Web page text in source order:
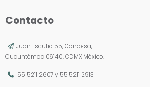
Contacto
Juan Escutia 55, Condesa,
Cuauhtémoc 06140, CDMX México.
55 5211 2607y 55 5211 2913